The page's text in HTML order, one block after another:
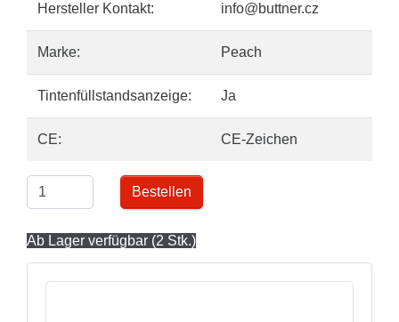
Hersteller Kontakt: info@buttner.cz
Marke: Peach
Tintenfüllstandsanzeige: Ja
CE: CE-Zeichen
Bestellen
Ab Lager verfügbar (2 Stk.)